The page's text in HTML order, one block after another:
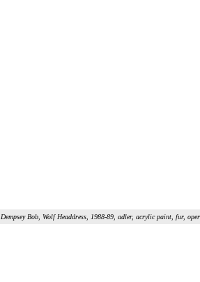
Dempsey Bob, Wolf Headdress, 1988-89, adler, acrylic paint, fur,